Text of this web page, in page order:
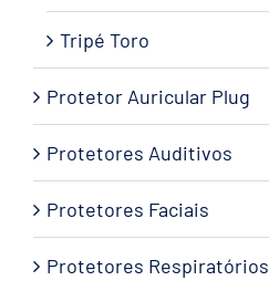
Tripé Toro
Protetor Auricular Plug
Protetores Auditivos
Protetores Faciais
Protetores Respiratórios